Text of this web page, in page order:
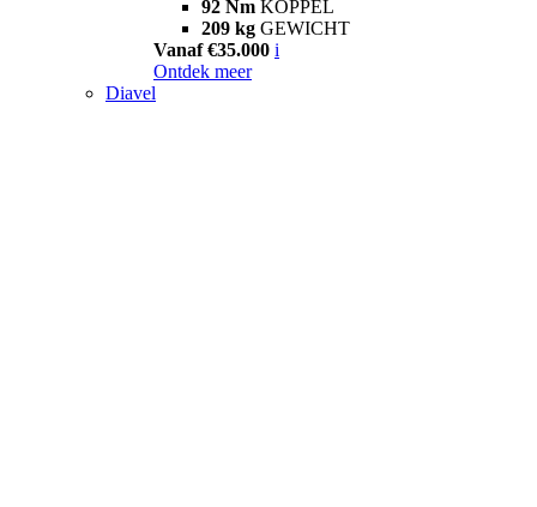
92 Nm KOPPEL
209 kg GEWICHT
Vanaf €35.000 i
Ontdek meer
Diavel